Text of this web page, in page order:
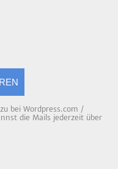
bei Wordpress.com /
die Mails jederzeit über